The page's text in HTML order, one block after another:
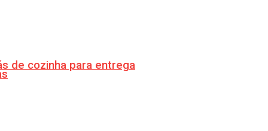
de cozinha para entrega